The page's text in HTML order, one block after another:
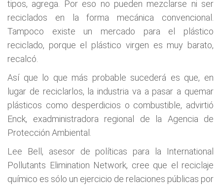
tipos, agrega. Por eso no pueden mezclarse ni ser
reciclados en la forma mecánica convencional.
Tampoco existe un mercado para el plástico
reciclado, porque el plástico virgen es muy barato,
recalcó.
Así que lo que más probable sucederá es que, en
lugar de reciclarlos, la industria va a pasar a quemar
plásticos como desperdicios o combustible, advirtió
Enck, exadministradora regional de la Agencia de
Protección Ambiental.
Lee Bell, asesor de políticas para la International
Pollutants Elimination Network, cree que el reciclaje
químico es sólo un ejercicio de relaciones públicas por